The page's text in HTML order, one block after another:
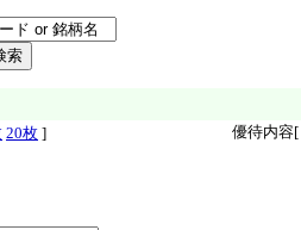
20枚 ] 優待内容[